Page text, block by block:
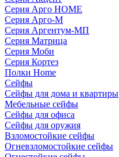
Серия Арго HOME
Серия Арго-М
Серия Аргентум-МП
Серия Матрица
Серия Моби
Серия Кортез
Полки Home
Сейфы
Сейфы для дома и квартиры
Мебельные сейфы
Сейфы для офиса
Сейфы для оружия
Взломостойкие сейфы
Огневзломостойкие сейфы